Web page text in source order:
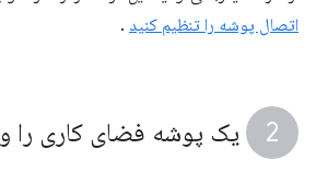
اتصال پوشه را تنظیم کنید .
یک پوشه فضای کاری را